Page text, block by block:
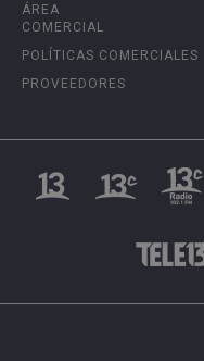
ÁREA
COMERCIAL
POLÍTICAS COMERCIALES
PROVEEDORES